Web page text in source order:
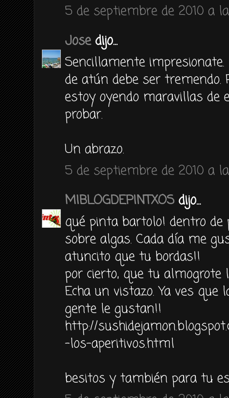
5 de septiembre de 2010 a
Josedijo...
Sencillamente impresionate.
de atún debe ser tremendo.
estoy oyendo maravillas de
probar.
Un abrazo.
5 de septiembre de 2010 a
MIBLOGDEPINTXOS dijo...
qué pinta bartolo! dentro de
sobre algas. Cada día me
atuncito que tu bordas!!
por cierto, que tu almogrote
Echa un vistazo. Ya ves que
gente le gustan!!
http://
-los-aperitivos.html
besitos y también para tu